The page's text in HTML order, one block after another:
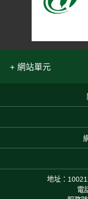
網站單元
地址：
電